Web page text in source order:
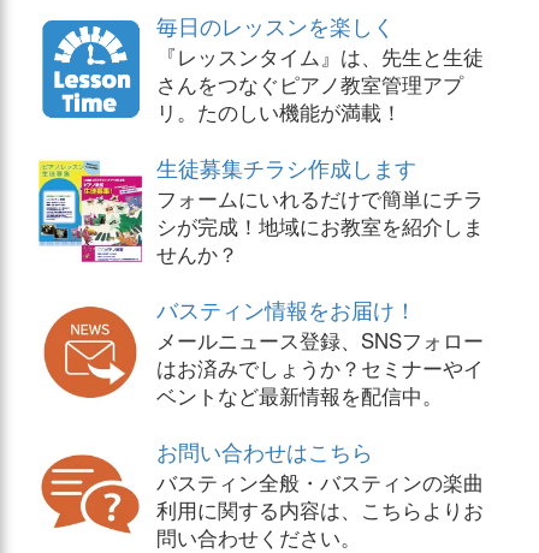
毎日のレッスンを楽しく
『レッスンタイム』は、先生と生徒
さんをつなぐピアノ教室管理アプ
リ。たのしい機能が満載！
生徒募集チラシ作成します
フォームにいれるだけで簡単にチラ
シが完成！地域にお教室を紹介しま
せんか？
バスティン情報をお届け！
メールニュース登録、SNSフォロー
はお済みでしょうか？セミナーやイ
ベントなど最新情報を配信中。
お問い合わせはこちら
バスティン全般・バスティンの楽曲
利用に関する内容は、こちらよりお
問い合わせください。